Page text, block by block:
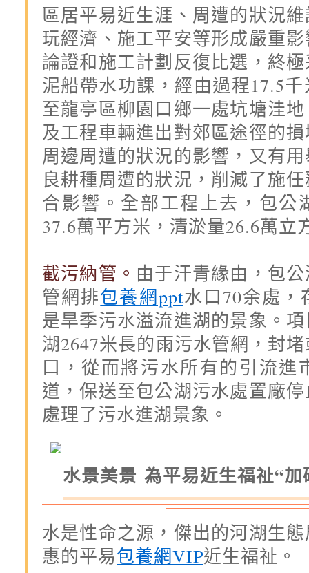
區居平易近生涯、周遭的狀況
玩經濟、施工平安等形成嚴重
論證和施工計劃反復比選，終
泥船帶水功課，經由過程17.5
至龍亭區柳園口鄉一處坑塘洼
及工程車輛進出對郊區途徑的
周邊周遭的狀況的影響，又有
良耕種周遭的狀況，削減了施
合影響。全部工程上去，包公
37.6萬平方米，清淤量26.6萬
截污納管。 由于汗青緣由，包
管網排包養網ppt水口70余處，
是旱季污水溢流進湖的景象。
湖2647米長的雨污水管網，封
口，從而將污水所有的引流進
道，保送至包公湖污水處置廠
處理了污水進湖景象。
水景美景 為平易近生福祉“
水是性命之源，傑出的河湖生
惠的平易包養網VIP近生福祉。